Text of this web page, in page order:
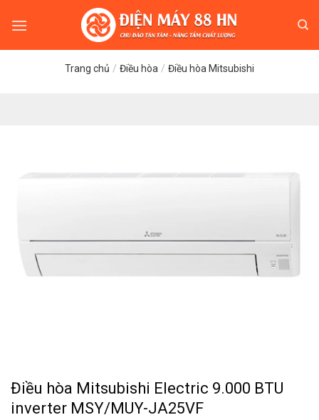
Trang chủ / Điều hòa / Điều hòa Mitsubishi
Điều hòa Mitsubishi Electric 9.000 BTU
inverter MSY/MUY-JA25VF